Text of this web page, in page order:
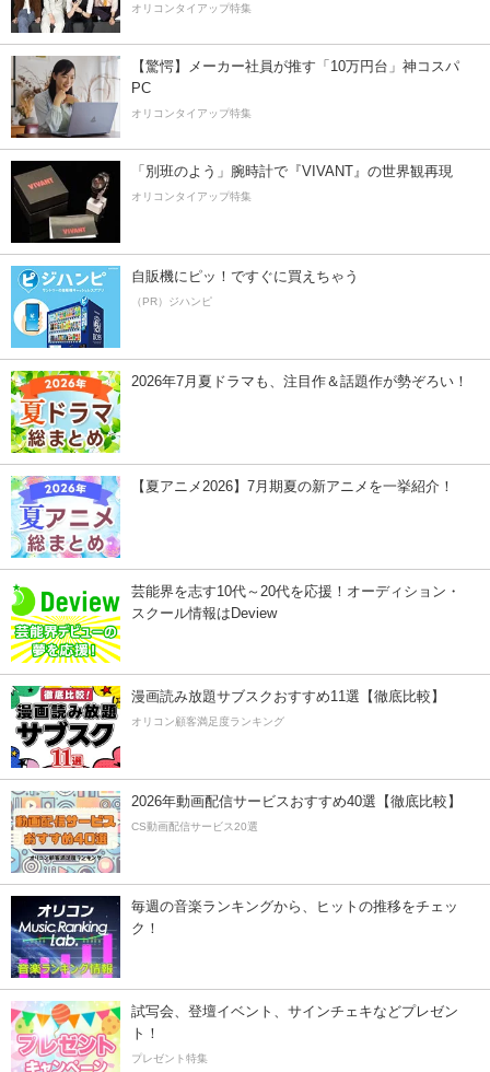
オリコンタイアップ特集
【驚愕】メーカー社員が推す「10万円台」神コスパ
PC
オリコンタイアップ特集
「別班のよう」腕時計で『VIVANT』の世界観再現
オリコンタイアップ特集
自販機にピッ！ですぐに買えちゃう
（PR）ジハンピ
2026年7月夏ドラマも、注目作＆話題作が勢ぞろい！
【夏アニメ2026】7月期夏の新アニメを一挙紹介！
芸能界を志す10代～20代を応援！オーディション・
スクール情報はDeview
漫画読み放題サブスクおすすめ11選【徹底比較】
オリコン顧客満足度ランキング
2026年動画配信サービスおすすめ40選【徹底比較】
CS動画配信サービス20選
毎週の音楽ランキングから、ヒットの推移をチェッ
ク！
試写会、登壇イベント、サインチェキなどプレゼン
ト！
プレゼント特集